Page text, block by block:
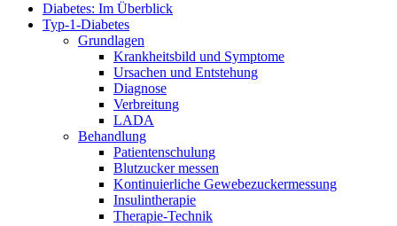
Diabetes: Im Überblick
Typ-1-Diabetes
Grundlagen
Krankheitsbild und Symptome
Ursachen und Entstehung
Diagnose
Verbreitung
LADA
Behandlung
Patientenschulung
Blutzucker messen
Kontinuierliche Gewebezuckermessung
Insulintherapie
Therapie-Technik